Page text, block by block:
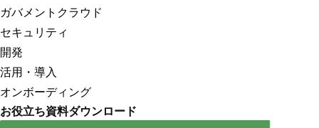
ガバメントクラウド
セキュリティ
開発
活用・導入
オンボーディング
お役立ち資料ダウンロード